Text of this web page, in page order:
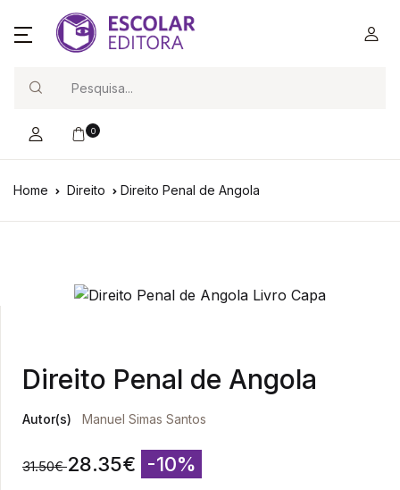
0
Home Direito Direito Penal de Angola
Direito Penal de Angola
Autor(s) Manuel Simas Santos
31.50€ 28.35€ -10%